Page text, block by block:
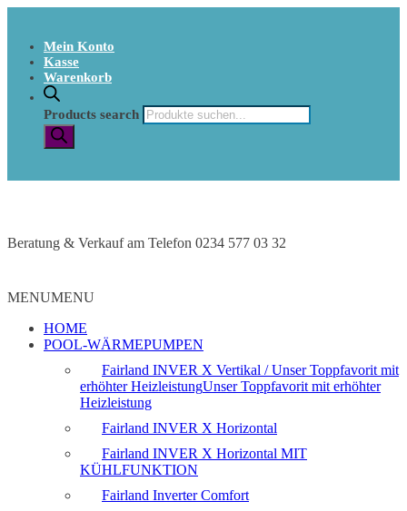
Mein Konto
Kasse
Warenkorb
Products search
Beratung & Verkauf am Telefon 0234 577 03 32
MENUMENU
HOME
POOL-WÄRMEPUMPEN
Fairland INVER X Vertikal / Unser Toppfavorit mit
erhöhter HeizleistungUnser Toppfavorit mit erhöhter
Heizleistung
Fairland INVER X Horizontal
Fairland INVER X Horizontal MIT
KÜHLFUNKTION
Fairland Inverter Comfort